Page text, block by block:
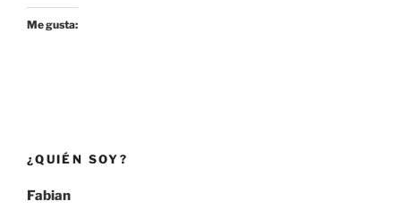
Me gusta:
¿QUIÉN SOY?
Fabian